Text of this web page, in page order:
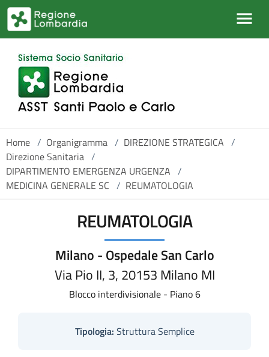
Salta al contenuto principale
Home / Organigramma / DIREZIONE STRATEGICA /
Direzione Sanitaria /
DIPARTIMENTO EMERGENZA URGENZA /
MEDICINA GENERALE SC / REUMATOLOGIA
REUMATOLOGIA
Milano - Ospedale San Carlo
Via Pio II, 3, 20153 Milano MI
Blocco interdivisionale - Piano 6
Tipologia: Struttura Semplice